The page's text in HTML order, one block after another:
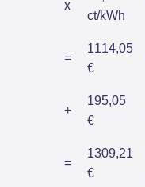
x
ct/kWh
=
1114,05
€
+
195,05
€
=
1309,21
€